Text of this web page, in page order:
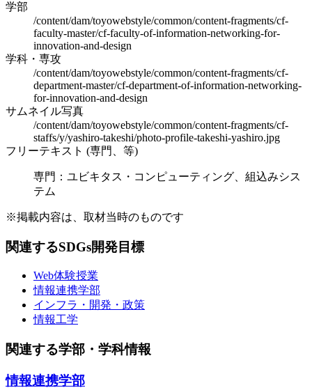
学部
/content/dam/toyowebstyle/common/content-fragments/cf-
faculty-master/cf-faculty-of-information-networking-for-
innovation-and-design
学科・専攻
/content/dam/toyowebstyle/common/content-fragments/cf-
department-master/cf-department-of-information-networking-
for-innovation-and-design
サムネイル写真
/content/dam/toyowebstyle/common/content-fragments/cf-
staffs/y/yashiro-takeshi/photo-profile-takeshi-yashiro.jpg
フリーテキスト (専門、等)
専門：ユビキタス・コンピューティング、組込みシス
テム
※掲載内容は、取材当時のものです
関連するSDGs開発目標
Web体験授業
情報連携学部
インフラ・開発・政策
情報工学
関連する学部・学科情報
情報連携学部